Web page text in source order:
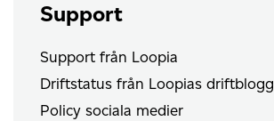
Support
Support från Loopia
Driftstatus från Loopias driftblogg
Policy sociala medier